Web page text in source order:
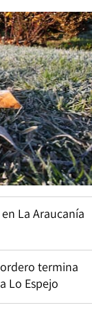
La Araucanía
termina
Lo Espejo